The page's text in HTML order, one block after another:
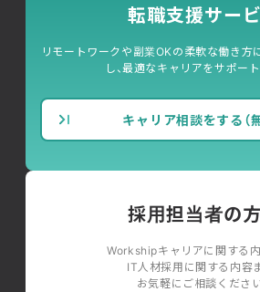
転職支援サー
リモートワークや副業OKの柔軟な働き方
し、最適なキャリアをサポート
キャリア相談をする（
採用担当者の
Workshipキャリアに関する内
IT人材採用に関する内容
お気軽にご相談ください